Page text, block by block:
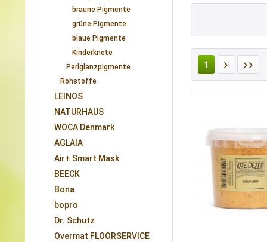
braune Pigmente
grüne Pigmente
blaue Pigmente
Kinderknete
Perlglanzpigmente
Rohstoffe
LEINOS
NATURHAUS
WOCA Denmark
AGLAIA
Air+ Smart Mask
BEECK
Bona
bopro
Dr. Schutz
Overmat FLOORSERVICE
1